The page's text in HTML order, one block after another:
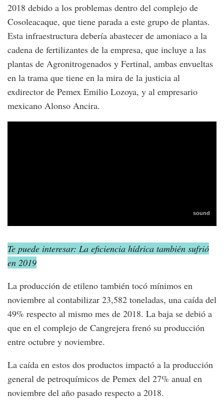
2018 debido a los problemas dentro del complejo de
Cosoleacaque, que tiene parada a este grupo de plantas.
Esta infraestructura debería abastecer de amoniaco a la
cadena de fertilizantes de la empresa, que incluye a las
plantas de Agronitrogenados y Fertinal, ambas envueltas
en la trama que tiene en la mira de la justicia al
exdirector de Pemex Emilio Lozoya, y al empresario
mexicano Alonso Ancira.
Te puede interesar: La eficiencia hídrica también sufrió
en 2019
La producción de etileno también tocó mínimos en
noviembre al contabilizar 23,582 toneladas, una caída del
49% respecto al mismo mes de 2018. La baja se debió a
que en el complejo de Cangrejera frenó su producción
entre octubre y noviembre.
La caída en estos dos productos impactó a la producción
general de petroquímicos de Pemex del 27% anual en
noviembre del año pasado respecto a 2018.